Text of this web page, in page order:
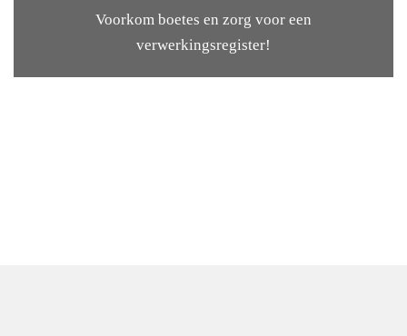
Voorkom boetes en zorg voor een
verwerkingsregister!